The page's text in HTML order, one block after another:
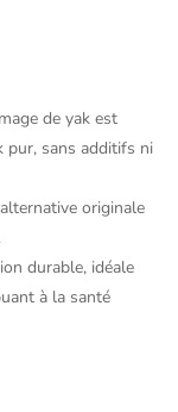
de yak est
pur, sans additifs ni
originale
durable, idéale
à la santé